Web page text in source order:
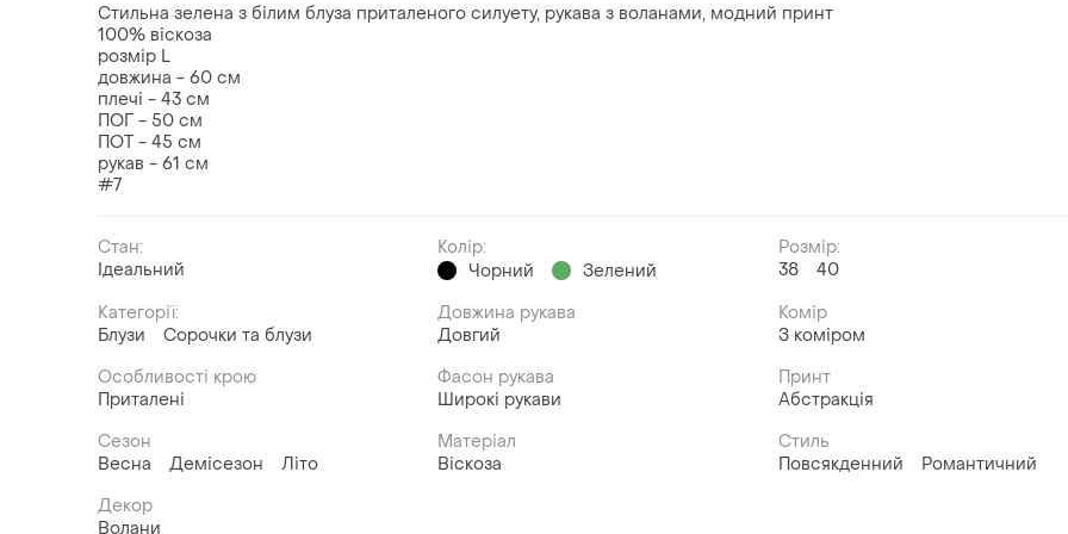
Стильна зелена з білим блуза приталеного силуету, рукава з воланами, модний принт
100% віскоза
розмір L
довжина - 60 см
плечі - 43 см
ПОГ - 50 см
ПОТ - 45 см
рукав - 61 см
#7
Стан:
Ідеальний
Колір:
Чорний
Зелений
Розмір:
38
40
Категорії:
Блузи
Сорочки та блузи
Довжина рукава
Довгий
Комір
З коміром
Особливості крою
Приталені
Фасон рукава
Широкі рукави
Принт
Абстракція
Сезон
Весна
Демісезон Літо
Матеріал
Віскоза
Стиль
Повсякденний
Романтичний
Декор
Волани